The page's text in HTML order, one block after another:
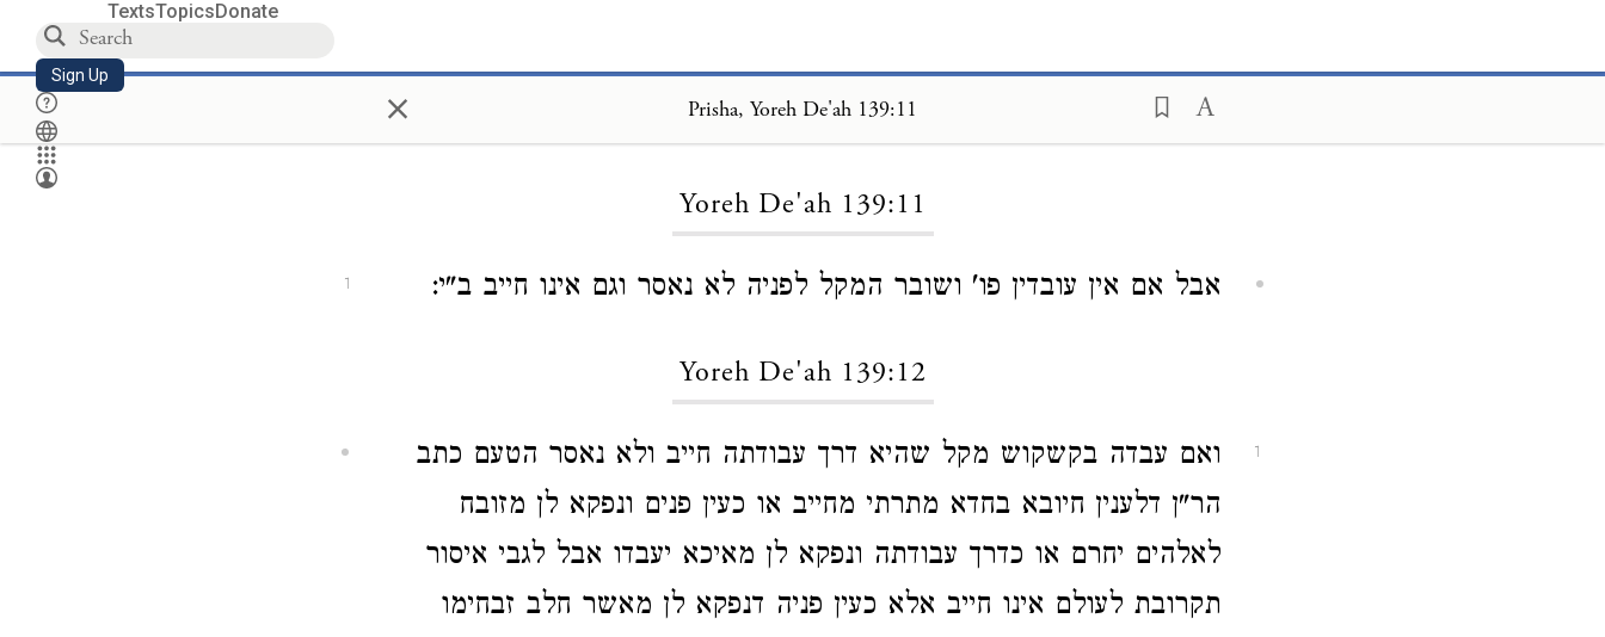
TextsTopicsDonate
Sign Up × Prisha, Yoreh De'ah 139:11
Yoreh De'ah 139:11
1 אבל אם אין עובדין פו' ושובר המקל לפניה לא נאסר וגם אינו חייב ב"י:
Yoreh De'ah 139:12
1
ואם עבדה בקשקוש מקל שהיא דרך עבודתה חייב ולא נאסר הטעם כתב
הר"ן דלענין חיובא בחדא מתרתי מחייב או כעין פנים ונפקא לן מזובח
לאלהים יחרם או כדרך עבודתה ונפקא לן מאיכא יעבדו אבל לגבי איסור
תקרובת לעולם אינו חייב אלא כעין פניה דנפקא לן מאשר חלב זבחימו